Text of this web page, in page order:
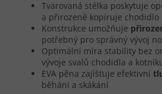
Tvarovaná stélka poskytuje
a přirozeně kopíruje chodidlo
Konstrukce umožňuje
potřebný pro správný vývoj
Optimální míra stability bez
vývoje svalů chodidla a
EVA pěna zajišťuje efektivní
běhání a skákání